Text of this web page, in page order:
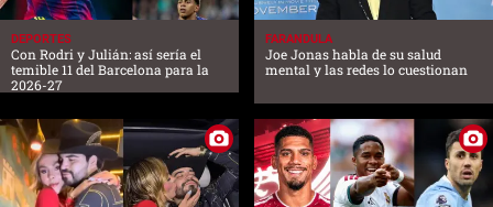
DEPORTES
Con Rodri y Julián: así sería el
temible 11 del Barcelona para la
2026-27
FARANDULA
Joe Jonas habla de su salud
mental y las redes lo cuestionan